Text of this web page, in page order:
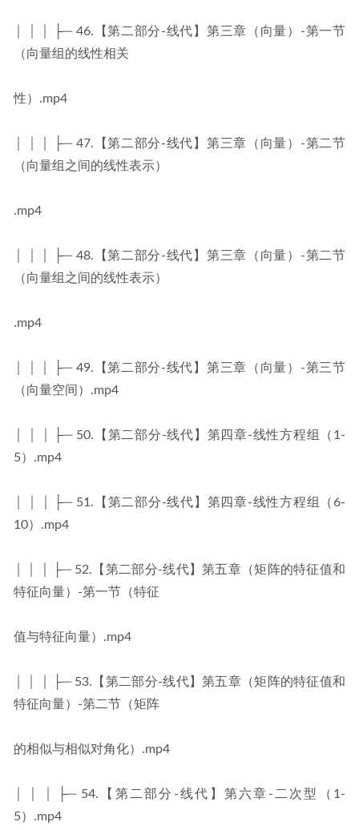
│ │ │ ├─ 46.【第二部分-线代】第三章（向量）-第一节
（向量组的线性相关
性）.mp4
│ │ │ ├─ 47.【第二部分-线代】第三章（向量）-第二节
（向量组之间的线性表示）
.mp4
│ │ │ ├─ 48.【第二部分-线代】第三章（向量）-第二节
（向量组之间的线性表示）
.mp4
│ │ │ ├─ 49.【第二部分-线代】第三章（向量）-第三节
（向量空间）.mp4
│ │ │ ├─ 50.【第二部分-线代】第四章-线性方程组（1-
5）.mp4
│ │ │ ├─ 51.【第二部分-线代】第四章-线性方程组（6-
10）.mp4
│ │ │ ├─ 52.【第二部分-线代】第五章（矩阵的特征值和
特征向量）-第一节（特征
值与特征向量）.mp4
│ │ │ ├─ 53.【第二部分-线代】第五章（矩阵的特征值和
特征向量）-第二节（矩阵
的相似与相似对角化）.mp4
│ │ │ ├─ 54.【第二部分-线代】第六章-二次型（1-
5）.mp4